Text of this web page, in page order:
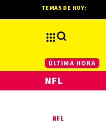
NFL
TEMAS DE HOY:
ÚLTIMA HORA
NFL